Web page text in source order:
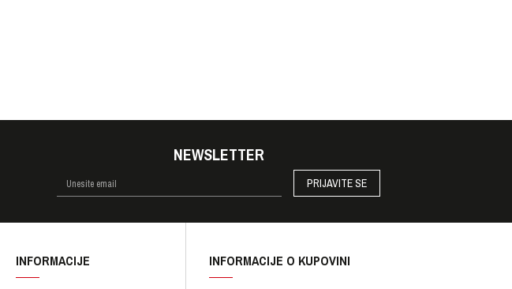
NEWSLETTER
PRIJAVITE SE
INFORMACIJE INFORMACIJE O KUPOVINI